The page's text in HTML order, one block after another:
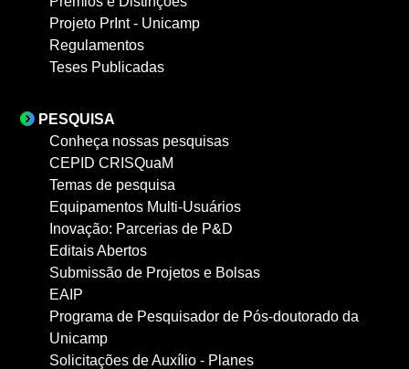
Projeto PrInt - Unicamp
Regulamentos
Teses Publicadas
PESQUISA
Conheça nossas pesquisas
CEPID CRISQuaM
Temas de pesquisa
Equipamentos Multi-Usuários
Inovação: Parcerias de P&D
Editais Abertos
Submissão de Projetos e Bolsas
EAIP
Programa de Pesquisador de Pós-doutorado da
Unicamp
Solicitações de Auxílio - Planes